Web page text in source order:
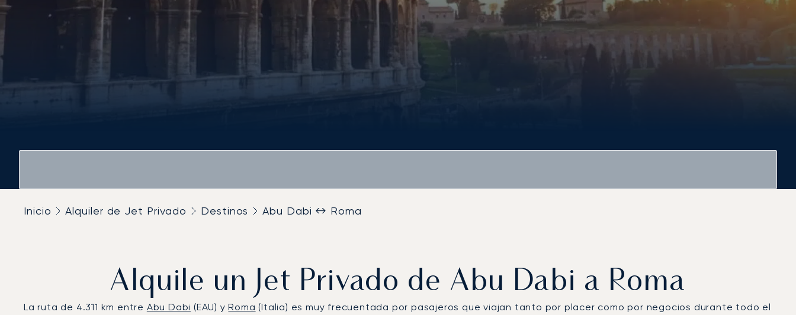
Inicio Alquiler de Jet Privado Destinos Abu Dabi ↔ Roma
Alquile un Jet Privado de Abu Dabi a Roma
La ruta de 4.311 km entre Abu Dabi (EAU) yRoma (Italia) es muy frecuentada por pasajeros que viajan tanto por placer como por negocios durante todo el